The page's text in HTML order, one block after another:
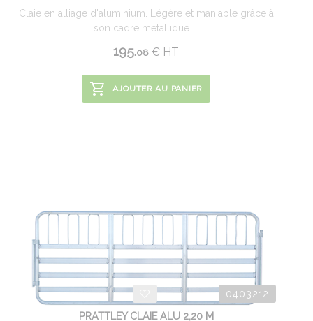
Claie en alliage d'aluminium. Légère et maniable grâce à
son cadre métallique ...
195.08 € HT
AJOUTER AU PANIER
0403212
PRATTLEY CLAIE ALU 2,20 M